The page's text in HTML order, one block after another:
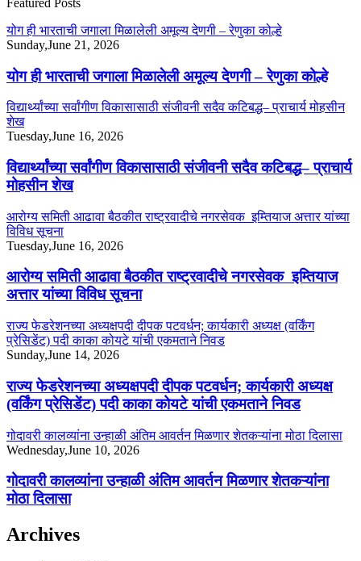
योग ही भारताची जगाला मिळालेली अमूल्य देणगी – रेणुका कोल्हे
Sunday,June 21, 2026
योग ही भारताची जगाला मिळालेली अमूल्य देणगी – रेणुका कोल्हे
विद्यार्थ्यांच्या सर्वांगीण विकासासाठी संजीवनी सदैव कटिबद्ध– प्राचार्य मोहसीन
शेख
Tuesday,June 16, 2026
विद्यार्थ्यांच्या सर्वांगीण विकासासाठी संजीवनी सदैव कटिबद्ध– प्राचार्य
मोहसीन शेख
आरोग्य समिती आढावा बैठकीत राष्ट्रवादीचे नगरसेवक इम्तियाज अत्तार यांच्या
विविध सूचना
Tuesday,June 16, 2026
आरोग्य समिती आढावा बैठकीत राष्ट्रवादीचे नगरसेवक इम्तियाज
अत्तार यांच्या विविध सूचना
राज्य फेडरेशनच्या अध्यक्षपदी दीपक पटवर्धन; कार्यकारी अध्यक्ष (वर्किंग
प्रेसिडेंट) पदी काका कोयटे यांची एकमताने निवड
Sunday,June 14, 2026
राज्य फेडरेशनच्या अध्यक्षपदी दीपक पटवर्धन; कार्यकारी अध्यक्ष
(वर्किंग प्रेसिडेंट) पदी काका कोयटे यांची एकमताने निवड
गोदावरी कालव्यांना उन्हाळी अंतिम आवर्तन मिळणार शेतकऱ्यांना मोठा दिलासा
Wednesday,June 10, 2026
गोदावरी कालव्यांना उन्हाळी अंतिम आवर्तन मिळणार शेतकऱ्यांना
मोठा दिलासा
Archives